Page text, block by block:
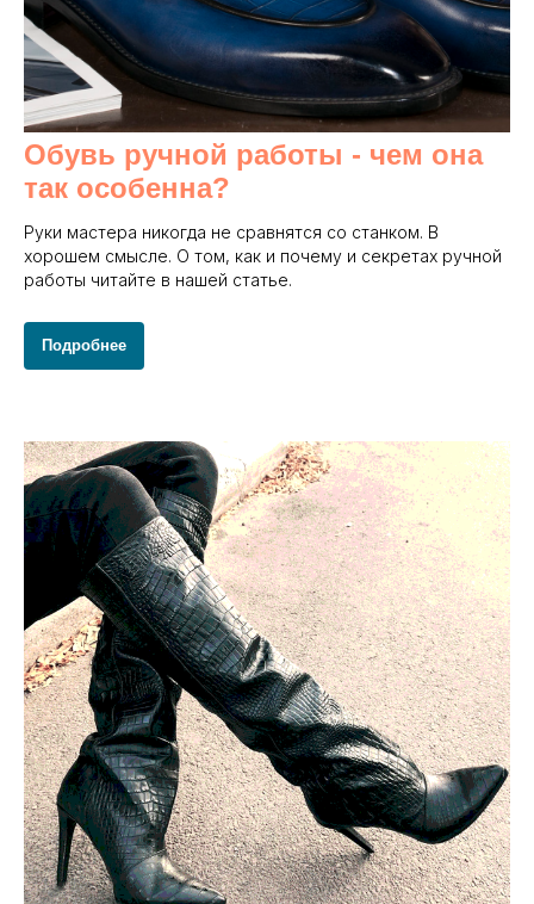
Обувь ручной работы - чем она
так особенна?
Руки мастера никогда не сравнятся со станком. В
хорошем смысле. О том, как и почему и секретах ручной
работы читайте в нашей статье.
Подробнее